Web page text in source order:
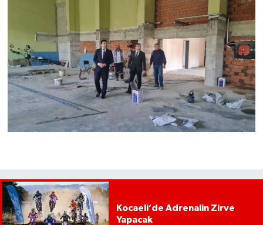
Kocaeli’de Adrenalin Zirve
Yapacak